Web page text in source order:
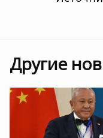
Другие